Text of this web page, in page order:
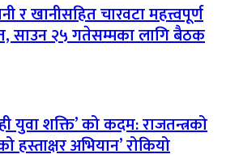
र खानीसहित चारवटा महत्त्वपूर्ण
साउन २५ गतेसम्मका लागि बैठक
युवा शक्ति’ को कदम: राजतन्त्रको
हस्ताक्षर अभियान’ रोकियो